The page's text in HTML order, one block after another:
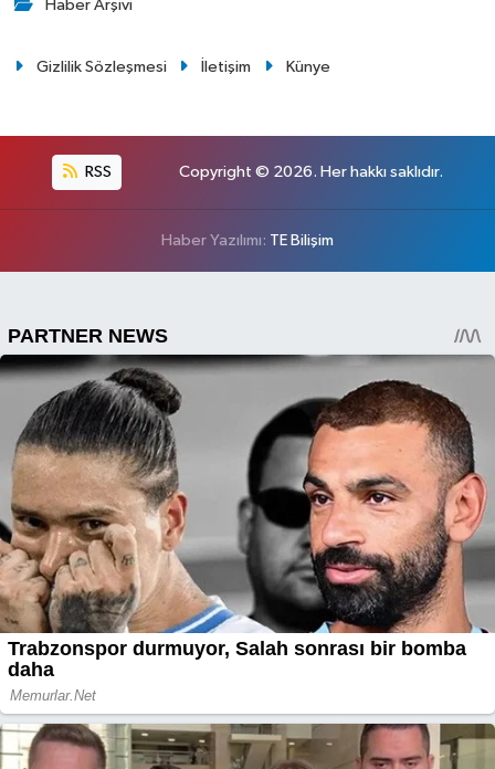
Haber Arşivi
Gizlilik Sözleşmesi İletişim Künye
RSS Copyright © 2026. Her hakkı saklıdır.
Haber Yazılımı: TE Bilişim